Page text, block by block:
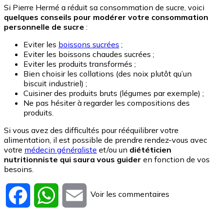
Si Pierre Hermé a réduit sa consommation de sucre, voici
quelques conseils pour modérer votre consommation
personnelle de sucre :
Eviter les boissons sucrées ;
Eviter les boissons chaudes sucrées ;
Eviter les produits transformés ;
Bien choisir les collations (des noix plutôt qu’un
biscuit industriel) ;
Cuisiner des produits bruts (légumes par exemple) ;
Ne pas hésiter à regarder les compositions des
produits.
Si vous avez des difficultés pour rééquilibrer votre
alimentation, il est possible de prendre rendez-vous avec
votre médecin généraliste et/ou un diététicien
nutritionniste qui saura vous guider en fonction de vos
besoins.
Facebook WhatsApp
Email
Voir les commentaires